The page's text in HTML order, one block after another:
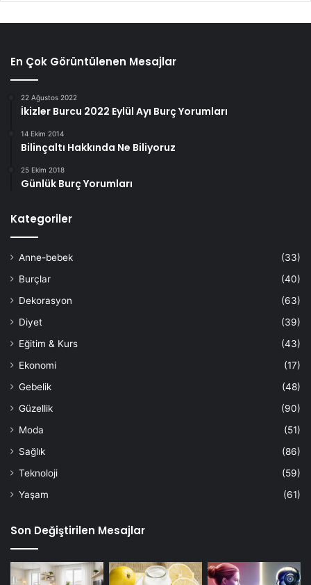
En Çok Görüntülenen Mesajlar
22 Ağustos 2022
İkizler Burcu 2022 Eylül Ayı Burç Yorumları
14 Ekim 2014
Bilinçaltı Hakkında Ne Biliyoruz
25 Ekim 2018
Günlük Burç Yorumları
Kategoriler
Anne-bebek
(33)
Burçlar
(40)
Dekorasyon
(63)
Diyet
(39)
Eğitim & Kurs
(43)
Ekonomi
(17)
Gebelik
(48)
Güzellik
(90)
Moda
(51)
Sağlık
(86)
Teknoloji
(59)
Yaşam
(61)
Son Değiştirilen Mesajlar